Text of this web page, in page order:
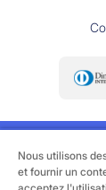
Nous utilisons
et fournir un